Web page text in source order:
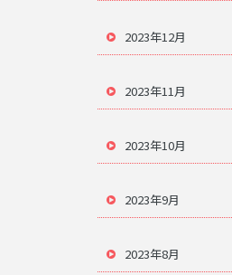
2023年12月
2023年11月
2023年10月
2023年9月
2023年8月